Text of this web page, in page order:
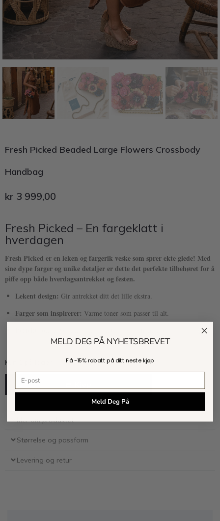
Fresh Picked Beaded Large Flowers Crossbody
Handbag
kr 3 999,00
Fresh Picked – En fargeklatt i
hverdagen
Fresh Picked er en leken og fargerik veske som sprer ekte glede! Med
sine dype farger og unike detaljer er dette det perfekte tilbehøret for å
piffe opp både hverdagsantrekket og festen.
Lekent design: Gir antrekket ditt det lille ekstra.
Farger som inspirerer: Varme toner som passer til alt.
Kun 1 på lager
Mer om produktet
Størrelse og passform
Levering og retur
MELD DEG PÅ NYHETSBREVET
Få -15% rabattpå ditt neste kjøp
E-postadresse
Meld Deg På